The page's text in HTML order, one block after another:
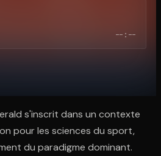
--:--
s'inscrit dans un contexte
pour les sciences du sport,
du paradigme dominant.